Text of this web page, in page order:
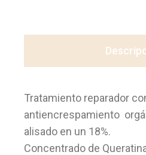
Tratamiento reparador
antiencrespamiento
alisado en un 18%.
Concentrado de